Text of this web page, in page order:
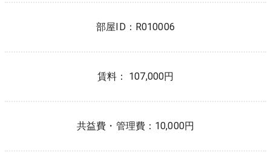
部屋ID： R010006
賃料： 107,000円
共益費・管理費： 10,000円